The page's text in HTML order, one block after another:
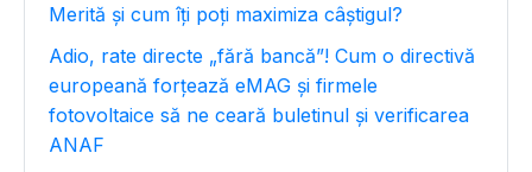
Merită și cum îți poți maximiza câștigul?
Adio, rate directe „fără bancă”! Cum o directivă
europeană forțează eMAG și firmele
fotovoltaice să ne ceară buletinul și verificarea
ANAF